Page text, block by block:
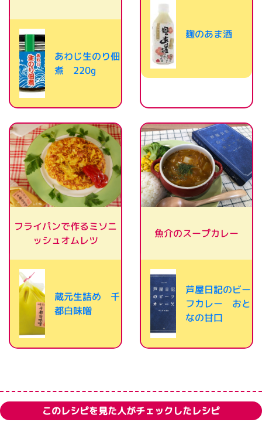
あわじ生のり佃
煮 220g
麹のあま酒
フライパンで作るミソニ
ッシュオムレツ
蔵元生詰め 千
都白味噌
魚介のスープカレー
芦屋日記のビー
フカレー おと
なの甘口
このレシピを見た人がチェックしたレシピ